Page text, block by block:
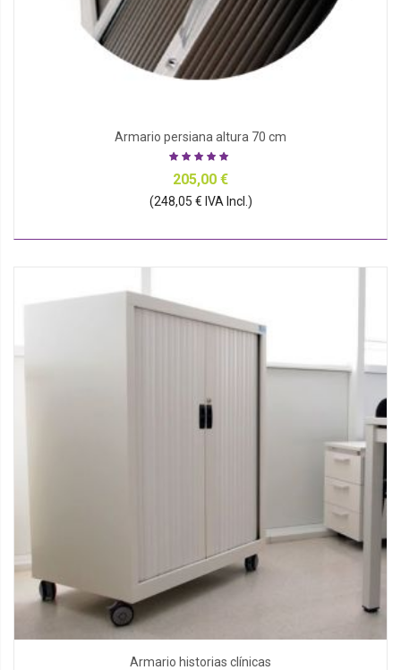
Armario persiana altura 70 cm
205,00 €
(248,05 € IVA Incl.)
Armario historias clínicas